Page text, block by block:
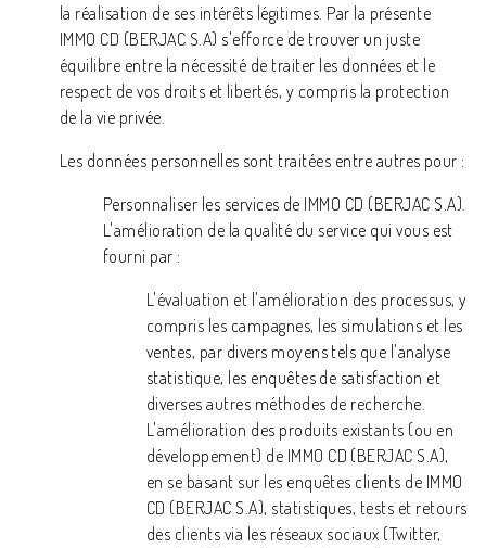
la réalisation de ses intérêts légitimes. Par la présente
IMMO CD (BERJAC S.A) s'efforce de trouver un juste
équilibre entre la nécessité de traiter les données et le
respect de vos droits et libertés, y compris la protection
de la vie privée.
Les données personnelles sont traitées entre autres pour :
Personnaliser les services de IMMO CD (BERJAC S.A).
L'amélioration de la qualité du service qui vous est
fourni par :
L'évaluation et l'amélioration des processus, y
compris les campagnes, les simulations et les
ventes, par divers moyens tels que l'analyse
statistique, les enquêtes de satisfaction et
diverses autres méthodes de recherche.
L'amélioration des produits existants (ou en
développement) de IMMO CD (BERJAC S.A),
en se basant sur les enquêtes clients de IMMO
CD (BERJAC S.A), statistiques, tests et retours
des clients via les réseaux sociaux (Twitter,